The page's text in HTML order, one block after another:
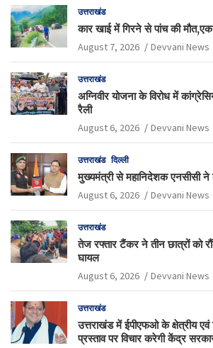
उत्तराखंड
कार खाई में गिरने से पांच की
August 7, 2026 Devvani News
उत्तराखंड
अग्निवीर योजना के विरोध में
रैली
August 6, 2026 Devvani News
उत्तराखंड दिल्ली
मुख्यमंत्री से महानिदेशक एनसीसी ने
August 6, 2026 Devvani News
उत्तराखंड
तेज रफ्तार टैंकर ने तीन छात्रों को
घायल
August 6, 2026 Devvani News
उत्तराखंड
उत्तराखंड में ईपीएफओ के क्षेत्रीय
प्रस्ताव पर विचार करेगी केंद्र